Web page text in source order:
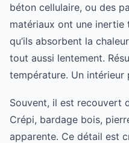
béton cellulaire, ou des
matériaux ont une inertie
qu’ils absorbent la
tout aussi lentement.
température. Un intérieur
Souvent, il est recouvert
Crépi, bardage bois,
apparente. Ce détail est